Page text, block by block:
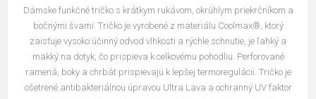
Dámske funkčné tričko s krátkym rukávom, okrúhlym priekrčníkom a
bočnými švami. Tričko je vyrobené z materiálu Coolmax®, ktorý
zaisťuje vysoko účinný odvod vlhkosti a rýchle schnutie, je ľahký a
mäkký na dotyk, čo prispieva k celkovému pohodliu. Perforované
ramená, boky a chrbát prispievajú k lepšej termoregulácii. Tričko je
ošetrené antibakteriálnou úpravou Ultra Lava a ochranný UV faktor